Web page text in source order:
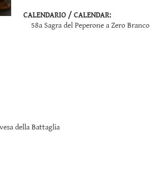
CALENDARIO / CALENDAR:
58a Sagra del Peperone a Zero Branco
della Battaglia